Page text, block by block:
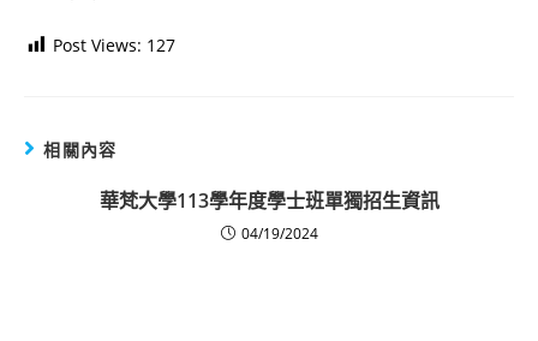
Post Views: 127
相關內容
華梵大學113學年度學士班單獨招生資訊
04/19/2024